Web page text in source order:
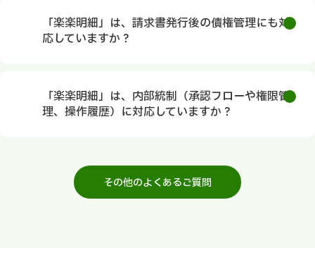
「楽楽明細」は、請求書発行後の債権管理にも対
応していますか？
「楽楽明細」は、内部統制（承認フローや権限管
理、操作履歴）に対応していますか？
その他のよくあるご質問